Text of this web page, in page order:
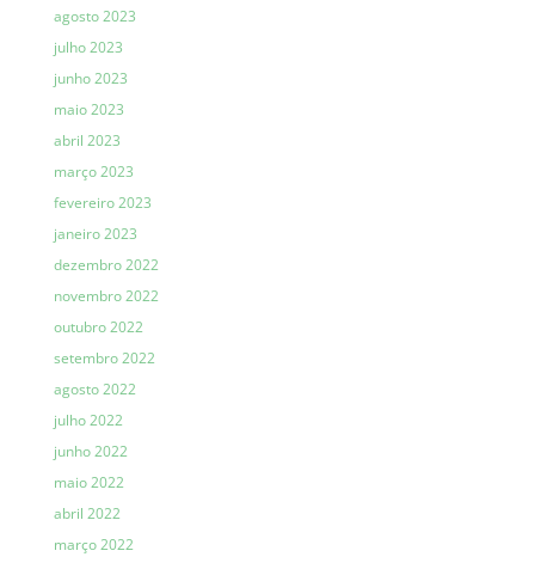
agosto 2023
julho 2023
junho 2023
maio 2023
abril 2023
março 2023
fevereiro 2023
janeiro 2023
dezembro 2022
novembro 2022
outubro 2022
setembro 2022
agosto 2022
julho 2022
junho 2022
maio 2022
abril 2022
março 2022